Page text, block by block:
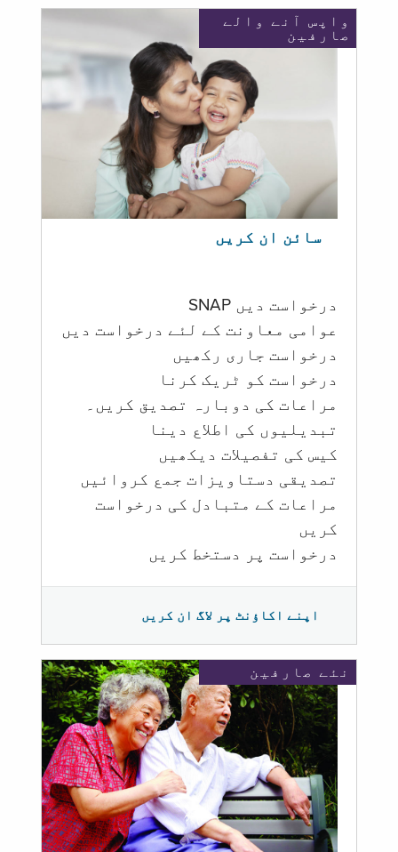
واپس آنے والے
صارفین
سائن ان کریں
درخواست دیں SNAP
عوامی معاونت کے لئے درخواست دیں
درخواست جاری رکھیں
درخواست کو ٹریک کرنا
مراعات کی دوبارہ تصدیق کریں۔
تبدیلیوں کی اطلاع دینا
کیس کی تفصیلات دیکھیں
تصدیقی دستاویزات جمع کروائیں
مراعات کے متبادل کی درخواست
کریں
درخواست پر دستخط کریں
اپنے اکاؤنٹ پر لاگ ان کریں
نئے صارفین